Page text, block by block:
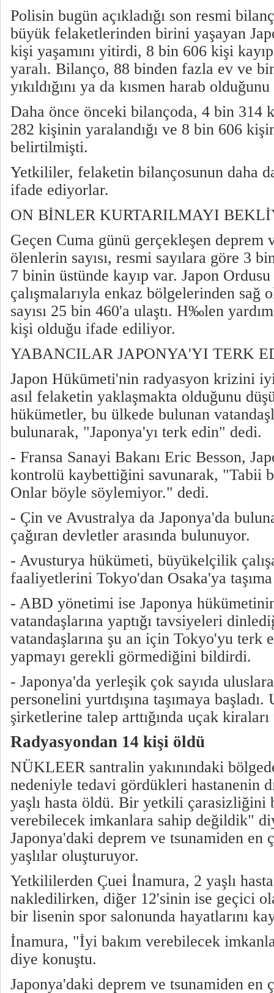
Polisin bugün açıkladığı son resmi
büyük felaketlerinden birini yaşayan
kişi yaşamını yitirdi, 8 bin 606 kişi
yaralı. Bilanço, 88 binden fazla ev ve
yıkıldığını ya da kısmen harab
Daha önce önceki bilançoda, 4 bin 314
282 kişinin yaralandığı ve 8 bin 606
belirtilmişti.
Yetkililer, felaketin bilançosunun daha
ifade ediyorlar.
ON BİNLER KURTARILMAYI
Geçen Cuma günü gerçekleşen deprem
ölenlerin sayısı, resmi sayılara göre 3
7 binin üstünde kayıp var. Japon
çalışmalarıyla enkaz bölgelerinden sağ
sayısı 25 bin 460'a ulaştı. H‰len
kişi olduğu ifade ediliyor.
YABANCILAR JAPONYA'YI TERK
Japon Hükümeti'nin radyasyon krizini
asıl felaketin yaklaşmakta olduğunu
hükümetler, bu ülkede bulunan
bulunarak, "Japonya'yı terk edin" dedi.
- Fransa Sanayi Bakanı Eric Besson,
kontrolü kaybettiğini savunarak, "Tabii
Onlar böyle söylemiyor." dedi.
- Çin ve Avustralya da Japonya'da
çağıran devletler arasında bulunuyor.
- Avusturya hükümeti, büyükelçilik
faaliyetlerini Tokyo'dan Osaka'ya taşıma
- ABD yönetimi ise Japonya
vatandaşlarına yaptığı tavsiyeleri
vatandaşlarına şu an için Tokyo'yu terk
yapmayı gerekli görmediğini bildirdi.
- Japonya'da yerleşik çok sayıda
personelini yurtdışına taşımaya
şirketlerine talep arttığında uçak kiraları
Radyasyondan 14 kişi öldü
NÜKLEER santralin yakınındaki
nedeniyle tedavi gördükleri hastanenin
yaşlı hasta öldü. Bir yetkili çarasizliğini
verebilecek imkanlara sahip değildik"
Japonya'daki deprem ve tsunamiden en
yaşlılar oluşturuyor.
Yetkililerden Çuei İnamura, 2 yaşlı
nakledilirken, diğer 12'sinin ise geçici
bir lisenin spor salonunda hayatlarını
İnamura, "İyi bakım verebilecek
diye konuştu.
Japonya'daki deprem ve tsunamiden en